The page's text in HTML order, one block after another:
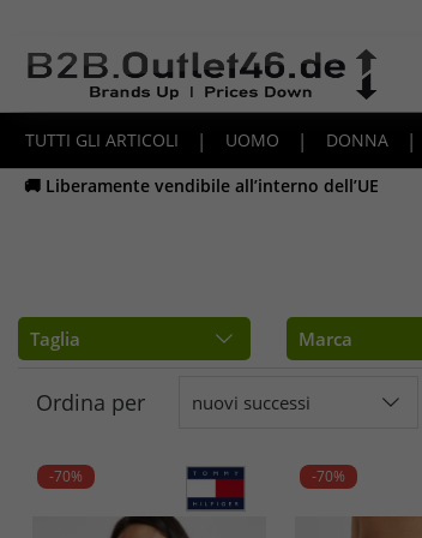
TUTTI GLI ARTICOLI | UOMO | DONNA |
🚚 Liberamente vendibile all’interno dell’UE
Taglia Marca
Ordina per nuovi successi
-70% -70%